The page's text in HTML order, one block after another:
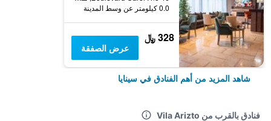
0.0 كيلومتر عن وسط المدينة
328 ﷼
عرض الصفقة
شاهد المزيد من أهم الفنادق في سينايا
فنادق بالقرب من Vila Arizto